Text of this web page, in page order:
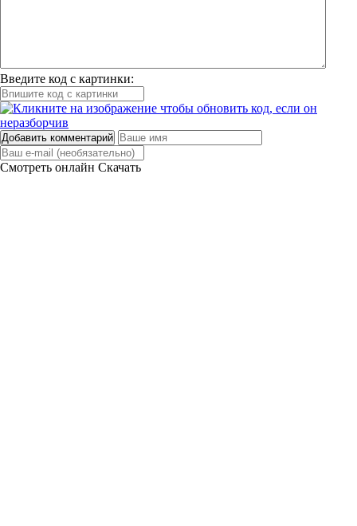
Введите код с картинки:
Добавить комментарий
Смотреть онлайн Скачать